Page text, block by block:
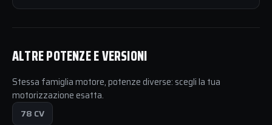
ALTRE POTENZE E VERSIONI
Stessa famiglia motore, potenze diverse: scegli la tua
motorizzazione esatta.
78 CV